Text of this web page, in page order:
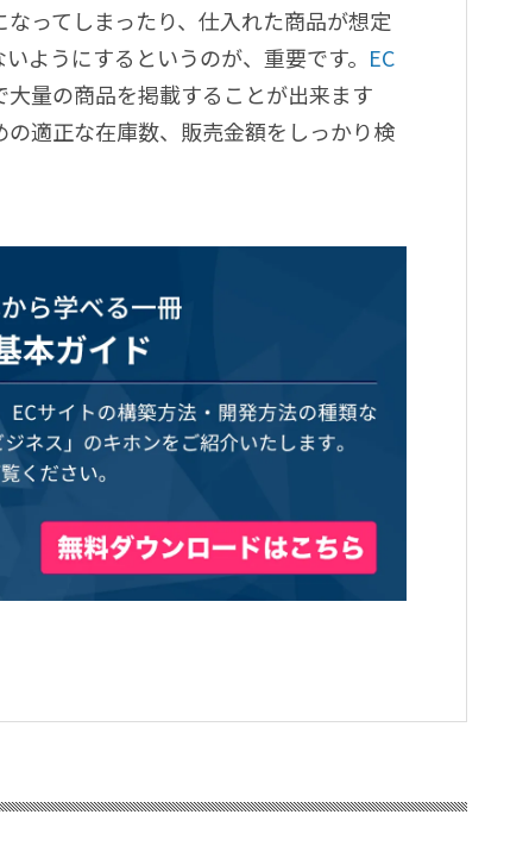
ってしまったり、仕入れた商品が想定
ようにするというのが、重要です。 EC
量の商品を掲載することが出来ます
適正な在庫数、販売金額をしっかり検